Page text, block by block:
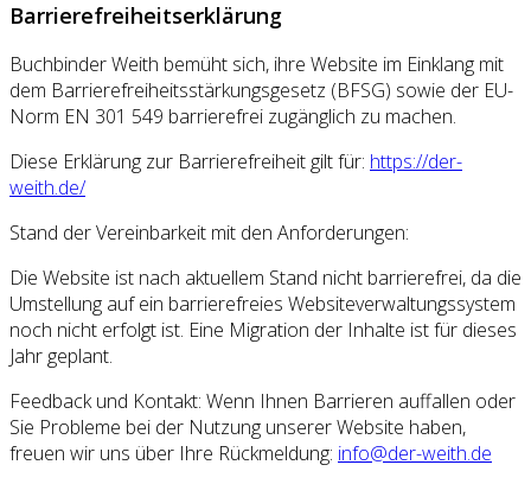
Barrierefreiheitserklärung
Buchbinder Weith bemüht sich, ihre Website im Einklang mit
dem Barrierefreiheitsstärkungsgesetz (BFSG) sowie der EU-
Norm EN 301 549 barrierefrei zugänglich zu machen.
Diese Erklärung zur Barrierefreiheit gilt für: https://der-
weith.de/
Stand der Vereinbarkeit mit den Anforderungen:
Die Website ist nach aktuellem Stand nicht barrierefrei, da die
Umstellung auf ein barrierefreies Websiteverwaltungssystem
noch nicht erfolgt ist. Eine Migration der Inhalte ist für dieses
Jahr geplant.
Feedback und Kontakt: Wenn Ihnen Barrieren auffallen oder
Sie Probleme bei der Nutzung unserer Website haben,
freuen wir uns über Ihre Rückmeldung: info@der-weith.de